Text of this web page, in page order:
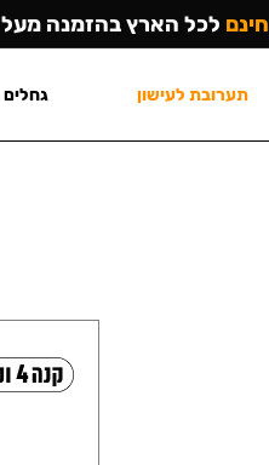
חינם לכל הארץ בהזמנה מעל ₪449
תערובת לעישון גחלים